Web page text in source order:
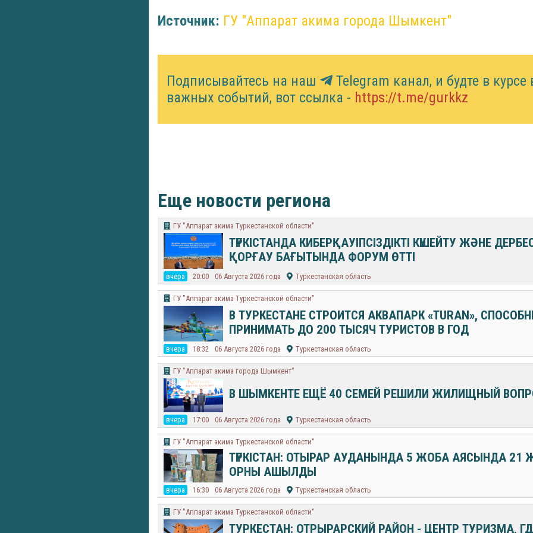
Источник: ​ГУ "Аппарат акима города Шымкент"
Подписывайтесь на наш
Telegram канал, и будте в курсе
важных событий, вот ссылка - https://t.me/gurkkz
Еще новости региона
ГУ "Аппарат акима Туркестанской области"
ТҮРКІСТАНДА КИБЕРҚАУІПСІЗДІКТІ КҮШЕЙТУ ЖӘНЕ
ҚОРҒАУ БАҒЫТЫНДА ФОРУМ ӨТТІ
вчера 20:00 06 Августа 2026 года Туркестанская область
ГУ "Аппарат акима Туркестанской области"
В ТУРКЕСТАНЕ СТРОИТСЯ АКВАПАРК «TURAN»,
ПРИНИМАТЬ ДО 200 ТЫСЯЧ ТУРИСТОВ В ГОД
вчера 18:32 06 Августа 2026 года Туркестанская область
​ГУ "Аппарат акима города Шымкент"
В ШЫМКЕНТЕ ЕЩЁ 40 СЕМЕЙ РЕШИЛИ ЖИЛИЩНЫЙ
вчера 17:00 06 Августа 2026 года Туркестанская область
ГУ "Аппарат акима Туркестанской области"
ТҮРКІСТАН: ОТЫРАР АУДАНЫНДА 5 ЖОБА АЯСЫНДА
ОРНЫ АШЫЛДЫ
вчера 16:30 06 Августа 2026 года Туркестанская область
ГУ "Аппарат акима Туркестанской области"
ТУРКЕСТАН: ОТРЫРАРСКИЙ РАЙОН - ЦЕНТР ТУРИЗМА,